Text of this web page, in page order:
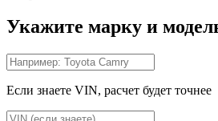
Укажите марку и
Если знаете VIN, расчет будет точнее